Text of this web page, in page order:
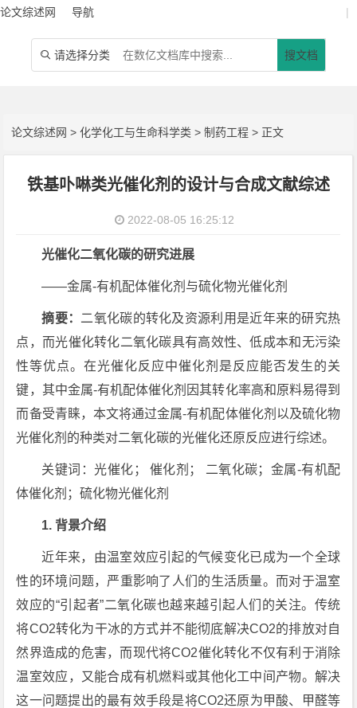
论文综述网 导航 |
 请选择分类 搜文档
论文综述网 >化学化工与生命科学类 >制药工程 > 正文
铁基卟啉类光催化剂的设计与合成文献综述
2022-08-05 16:25:12
光催化二氧化碳的研究进展
——金属-有机配体催化剂与硫化物光催化剂
摘要： 二氧化碳的转化及资源利用是近年来的研究热
点，而光催化转化二氧化碳具有高效性、低成本和无污染
性等优点。在光催化反应中催化剂是反应能否发生的关
键，其中金属-有机配体催化剂因其转化率高和原料易得到
而备受青睐，本文将通过金属-有机配体催化剂以及硫化物
光催化剂的种类对二氧化碳的光催化还原反应进行综述。
关键词：光催化； 催化剂； 二氧化碳；金属-有机配
体催化剂；硫化物光催化剂
1. 背景介绍
近年来，由温室效应引起的气候变化已成为一个全球
性的环境问题，严重影响了人们的生活质量。而对于温室
效应的“引起者”二氧化碳也越来越引起人们的关注。传统
将CO2转化为干冰的方式并不能彻底解决CO2的排放对自
然界造成的危害，而现代将CO2催化转化不仅有利于消除
温室效应，又能合成有机燃料或其他化工中间产物。解决
这一问题提出的最有效手段是将CO2还原为甲酸、甲醛等